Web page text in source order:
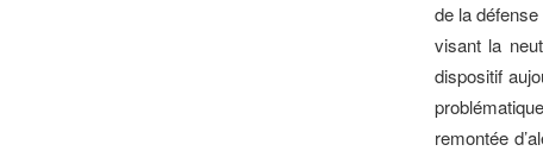
de la
visant la
dispositif
remontée